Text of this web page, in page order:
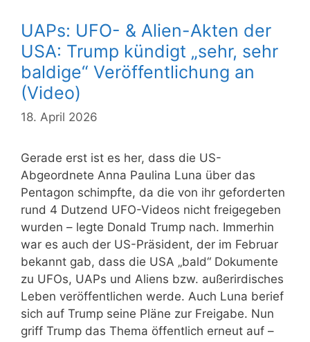
UAPs: UFO- & Alien-Akten der
USA: Trump kündigt „sehr, sehr
baldige“ Veröffentlichung an
(Video)
18. April 2026
Gerade erst ist es her, dass die US-
Abgeordnete Anna Paulina Luna über das
Pentagon schimpfte, da die von ihr geforderten
rund 4 Dutzend UFO-Videos nicht freigegeben
wurden – legte Donald Trump nach. Immerhin
war es auch der US-Präsident, der im Februar
bekannt gab, dass die USA „bald“ Dokumente
zu UFOs, UAPs und Aliens bzw. außerirdisches
Leben veröffentlichen werde. Auch Luna berief
sich auf Trump seine Pläne zur Freigabe. Nun
griff Trump das Thema öffentlich erneut auf –